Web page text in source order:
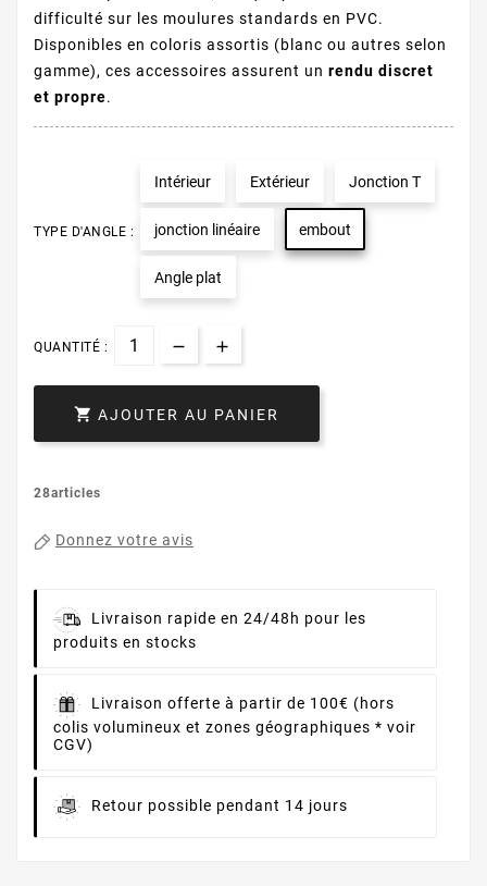
difficulté sur les moulures standards en PVC.
Disponibles en coloris assortis (blanc ou autres selon
gamme), ces accessoires assurent un rendu discret
et propre.
TYPE D'ANGLE :
Intérieur Extérieur Jonction T
jonction linéaire embout
Angle plat
QUANTITÉ :
 AJOUTER AU PANIER
28articles
Donnez votre avis
Livraison rapide en 24/48h pour les
produits en stocks
Livraison offerte à partir de 100€ (hors
colis volumineux et zones géographiques * voir
CGV)
Retour possible pendant 14 jours